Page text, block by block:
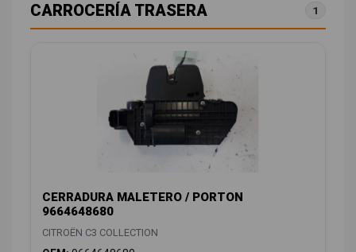
CARROCERÍA TRASERA 1
CERRADURA MALETERO / PORTON
9664648680
CITROËN C3 COLLECTION